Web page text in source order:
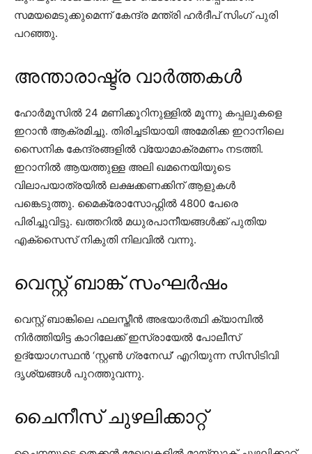
സമയമെടുക്കുമെന്ന് കേന്ദ്ര മന്ത്രി ഹർദീപ് സിംഗ് പുരി
പറഞ്ഞു.
അന്താരാഷ്ട്ര വാർത്തകൾ
ഹോർമൂസിൽ 24 മണിക്കൂറിനുള്ളിൽ മൂന്നു കപ്പലുകളെ
ഇറാൻ ആക്രമിച്ചു. തിരിച്ചടിയായി അമേരിക്ക ഇറാനിലെ
സൈനിക കേന്ദ്രങ്ങളിൽ വ്യോമാക്രമണം നടത്തി.
ഇറാനിൽ ആയത്തുള്ള അലി ഖമനെയിയുടെ
വിലാപയാത്രയിൽ ലക്ഷക്കണക്കിന് ആളുകൾ
പങ്കെടുത്തു. മൈക്രോസോഫ്റ്റിൽ 4800 പേരെ
പിരിച്ചുവിട്ടു. ഖത്തറിൽ മധുരപാനീയങ്ങൾക്ക് പുതിയ
എക്സൈസ് നികുതി നിലവിൽ വന്നു.
വെസ്റ്റ് ബാങ്ക് സംഘർഷം
വെസ്റ്റ് ബാങ്കിലെ ഫലസ്തീൻ അഭയാർത്ഥി ക്യാമ്പിൽ
നിർത്തിയിട്ട കാറിലേക്ക് ഇസ്രായേൽ പോലീസ്
ഉദ്യോഗസ്ഥൻ ‘സ്റ്റൺ ഗ്രനേഡ്’ എറിയുന്ന സിസിടിവി
ദൃശ്യങ്ങൾ പുറത്തുവന്നു.
ചൈനീസ് ചുഴലിക്കാറ്റ്